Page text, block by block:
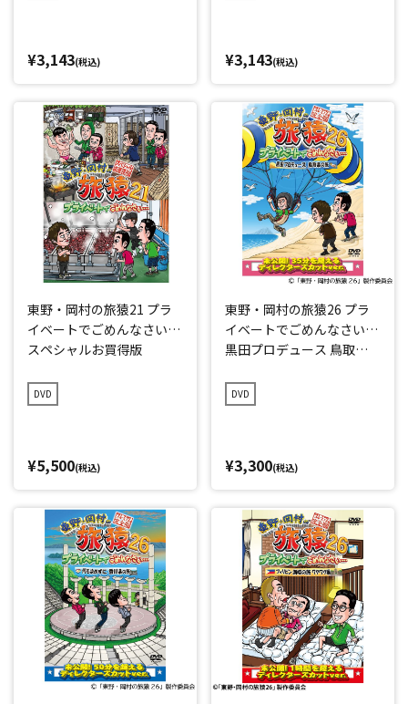
¥3,143(税込) ¥3,143(税込)
東野・岡村の旅猿21 プラ
イベートでごめんなさい…
スペシャルお買得版
DVD
¥5,500(税込)
東野・岡村の旅猿26 プラ
イベートでごめんなさい…
黒田プロデュース 鳥取県
DVD
¥3,300(税込)